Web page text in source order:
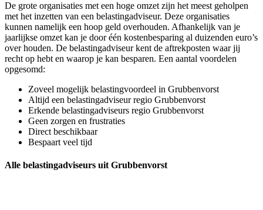
De grote organisaties met een hoge omzet zijn het meest geholpen
met het inzetten van een belastingadviseur. Deze organisaties
kunnen namelijk een hoop geld overhouden. Afhankelijk van je
jaarlijkse omzet kan je door één kostenbesparing al duizenden euro’s
over houden. De belastingadviseur kent de aftrekposten waar jij
recht op hebt en waarop je kan besparen. Een aantal voordelen
opgesomd:
Zoveel mogelijk belastingvoordeel in Grubbenvorst
Altijd een belastingadviseur regio Grubbenvorst
Erkende belastingadviseurs regio Grubbenvorst
Geen zorgen en frustraties
Direct beschikbaar
Bespaart veel tijd
Alle belastingadviseurs uit Grubbenvorst